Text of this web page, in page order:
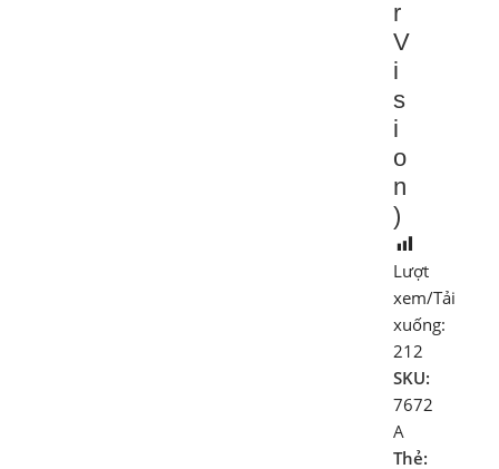
r
V
i
s
i
o
n
)
Lượt
xem/Tải
xuống:
212
SKU:
7672
A
Thẻ: